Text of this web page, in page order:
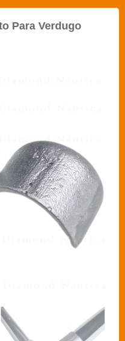
Para Verdugo